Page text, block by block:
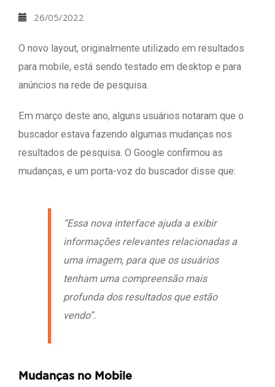
26/05/2022
O novo layout, originalmente utilizado em resultados
para mobile, está sendo testado em desktop e para
anúncios na rede de pesquisa.
Em março deste ano, alguns usuários notaram que o
buscador estava fazendo algumas mudanças nos
resultados de pesquisa. O Google confirmou as
mudanças, e um porta-voz do buscador disse que:
“Essa nova interface ajuda a exibir
informações relevantes relacionadas a
uma imagem, para que os usuários
tenham uma compreensão mais
profunda dos resultados que estão
vendo”.
Mudanças no Mobile